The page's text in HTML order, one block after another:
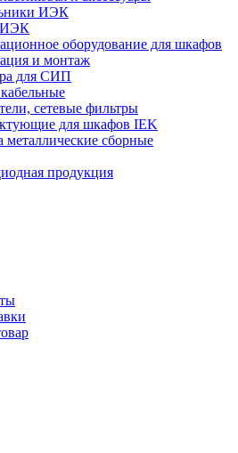
ИЭК
оборудование для шкафов
и монтаж
для СИП
сетевые фильтры
для шкафов IEK
металлические сборные
продукция